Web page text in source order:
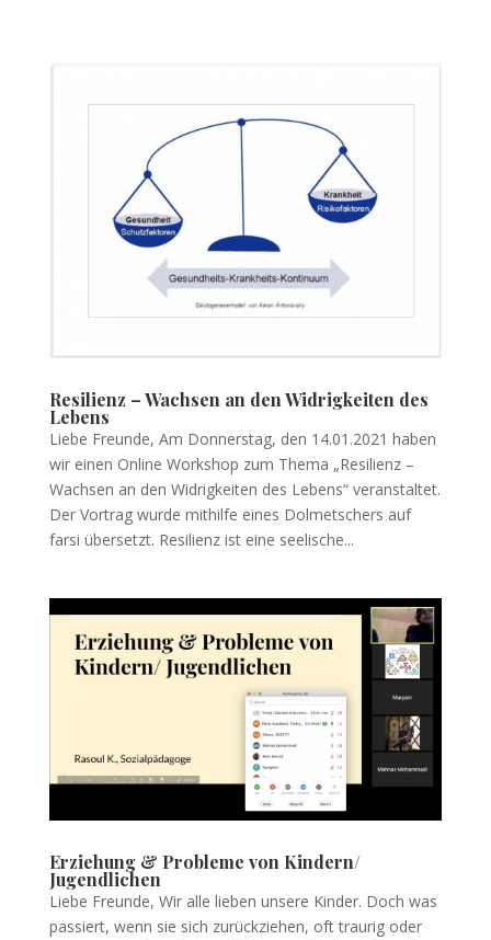
Resilienz – Wachsen an den Widrigkeiten des
Lebens
Liebe Freunde, Am Donnerstag, den 14.01.2021 haben
wir einen Online Workshop zum Thema „Resilienz –
Wachsen an den Widrigkeiten des Lebens“ veranstaltet.
Der Vortrag wurde mithilfe eines Dolmetschers auf
farsi übersetzt. Resilienz ist eine seelische...
Erziehung & Probleme von Kindern/
Jugendlichen
Liebe Freunde, Wir alle lieben unsere Kinder. Doch was
passiert, wenn sie sich zurückziehen, oft traurig oder